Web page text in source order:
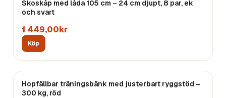
Skoskåp med låda 105 cm – 24 cm djupt, 8 par, ek
och svart
1 449,00kr
Köp
Hopfällbar träningsbänk med justerbart ryggstöd –
300 kg, röd